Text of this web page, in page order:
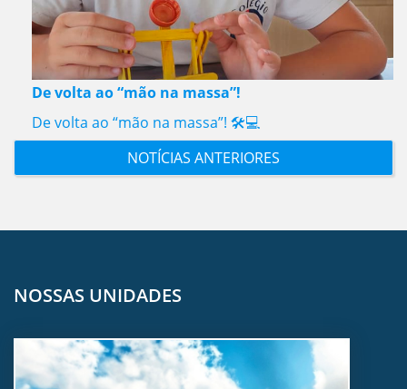
De volta ao “mão na massa”!
De volta ao “mão na massa”! 🛠️💻
NOTÍCIAS ANTERIORES
NOSSAS UNIDADES